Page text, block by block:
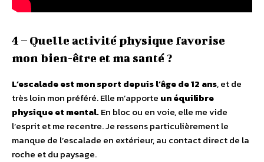
4 – Quelle activité physique favorise
mon bien-être et ma santé ?
L’escalade est mon sport depuis l’âge de 12 ans, et de
très loin mon préféré. Elle m’apporte un équilibre
physique et mental.En bloc ou en voie, elle me vide
l’esprit et me recentre. Je ressens particulièrement le
manque de l’escalade en extérieur, au contact direct de la
roche et du paysage.